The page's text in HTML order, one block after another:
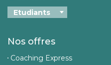
Nos offres
Coaching Express